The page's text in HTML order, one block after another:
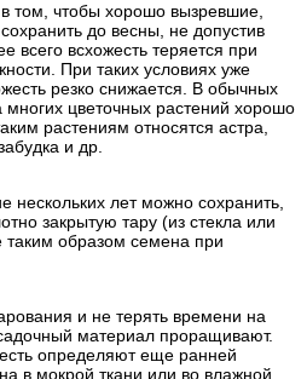
том, чтобы хорошо вызревшие,
до весны, не допустив
всего всхожесть теряется при
При таких условиях уже
резко снижается. В обычных
цветочных растений хорошо
растениям относятся астра,
и др.
нескольких лет можно сохранить,
закрытую тару (из стекла или
таким образом семена при
и не терять времени на
материал проращивают.
определяют еще ранней
в мокрой ткани или во влажной